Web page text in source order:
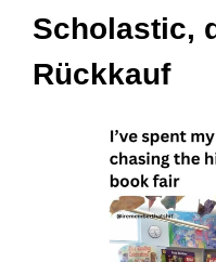
Scholastic,
Rückkauf